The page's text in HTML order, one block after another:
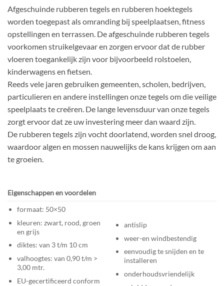
Afgeschuinde rubberen tegels en rubberen hoektegels
worden toegepast als omranding bij speelplaatsen, fitness
opstellingen en terrassen. De afgeschuinde rubberen tegels
voorkomen struikelgevaar en zorgen ervoor dat de rubber
vloeren toegankelijk zijn voor bijvoorbeeld rolstoelen,
kinderwagens en fietsen.
Reeds vele jaren gebruiken gemeenten, scholen, bedrijven,
particulieren en andere instellingen onze tegels om die veilige
speelplaats te creëren. De lange levensduur van onze tegels
zorgt ervoor dat ze uw investering meer dan waard zijn.
De rubberen tegels zijn vocht doorlatend, worden snel droog,
waardoor algen en mossen nauwelijks de kans krijgen om aan
te groeien.
Eigenschappen en voordelen
formaat: 50×50
kleuren: zwart, rood, groen
en grijs
diktes: van 3 t/m 10 cm
valhoogtes: van 0,90 t/m >
3,00 mtr.
EU-gecertificeerd conform
antislip
weer-en windbestendig
eenvoudig te snijden en te
installeren
onderhoudsvriendelijk